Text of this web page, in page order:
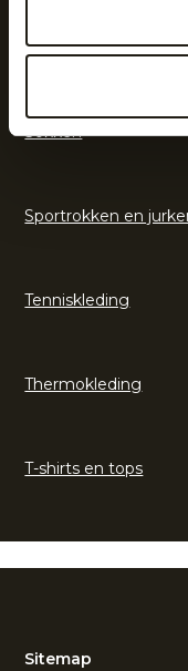
Legguards
Sokken
Sportrokken en
Tenniskleding
Thermokleding
T-shirts en tops
Sitemap